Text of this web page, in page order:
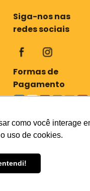
como você interage
uso de cookies.
Siga-nos nas
redes sociais
Formas de
Pagamento